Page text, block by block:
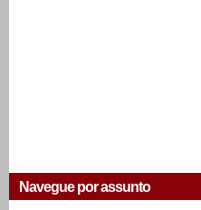
Navegue por assunto